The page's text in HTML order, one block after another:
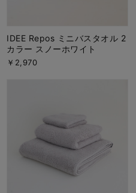
IDEE Repos ミニバスタオル 2
カラー スノーホワイト
￥2,970